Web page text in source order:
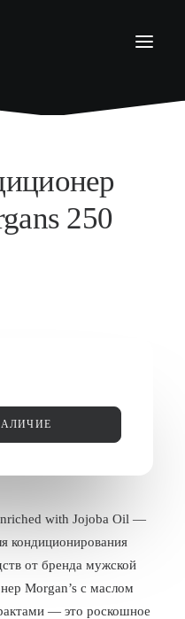
250
with Jojoba Oil —
кондиционирования
от бренда мужской
Morgan’s с маслом
— это роскошное